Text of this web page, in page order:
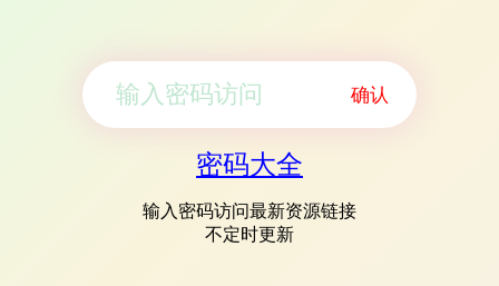
确认
密码大全
输入密码访问最新资源链接
不定时更新